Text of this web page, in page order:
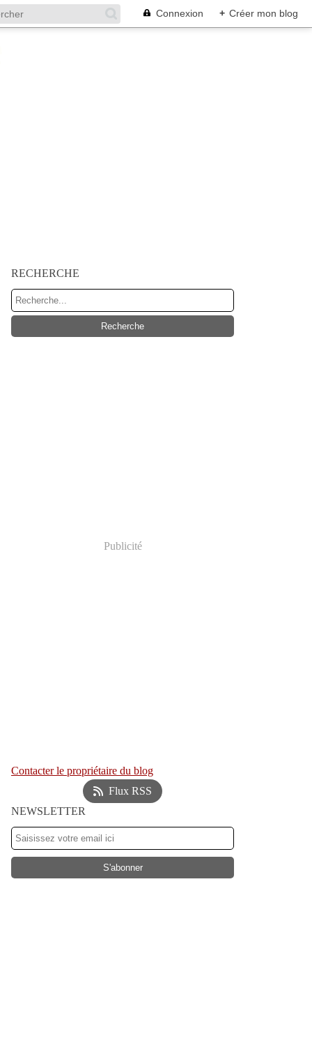
Connexion + Créer mon blog
RECHERCHE
Publicité
Contacter le propriétaire du blog
Flux RSS
NEWSLETTER